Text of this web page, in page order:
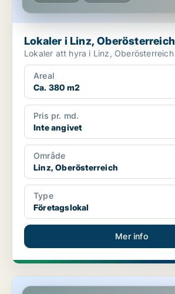
Lokaler i Linz, Oberösterreich
Lokaler att hyra i Linz, Oberösterreich
Areal
Ca. 380 m2
Pris pr. md.
Inte angivet
Område
Linz, Oberösterreich
Type
Företagslokal
Mer info
Lokaler i Leonding, Oberösterreich